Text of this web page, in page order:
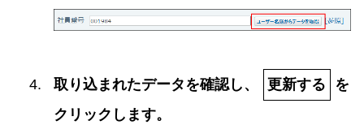
取り込まれたデータを確認し、 更新する
を
クリックします。